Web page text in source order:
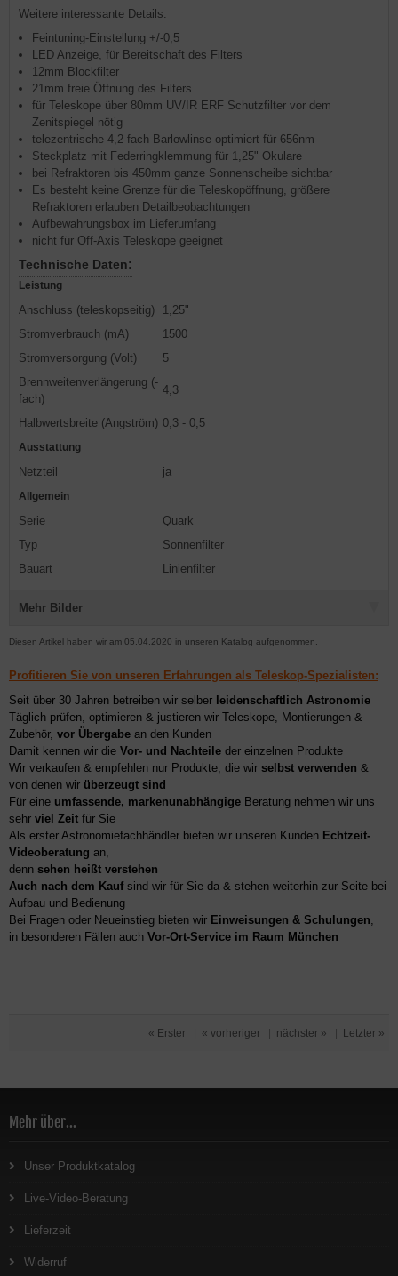
Weitere interessante Details:
Feintuning-Einstellung +/-0,5
LED Anzeige, für Bereitschaft des Filters
12mm Blockfilter
21mm freie Öffnung des Filters
für Teleskope über 80mm UV/IR ERF Schutzfilter vor dem
Zenitspiegel nötig
telezentrische 4,2-fach Barlowlinse optimiert für 656nm
Steckplatz mit Federringklemmung für 1,25" Okulare
bei Refraktoren bis 450mm ganze Sonnenscheibe sichtbar
Es besteht keine Grenze für die Teleskopöffnung, größere
Refraktoren erlauben Detailbeobachtungen
Aufbewahrungsbox im Lieferumfang
nicht für Off-Axis Teleskope geeignet
Technische Daten:
Leistung
Anschluss (teleskopseitig)
1,25"
Stromverbrauch (mA)
1500
Stromversorgung (Volt)
5
Brennweitenverlängerung (-
fach)
4,3
Halbwertsbreite (Angström) 0,3 - 0,5
Ausstattung
Netzteil ja
Allgemein
Serie
Quark
Typ
Sonnenfilter
Bauart
Linienfilter
Mehr Bilder
Diesen Artikel haben wir am 05.04.2020 in unseren Katalog aufgenommen.
Profitieren Sie von unseren Erfahrungen als Teleskop-Spezialisten:
Seit über 30 Jahren betreiben wir selber leidenschaftlich Astronomie
Täglich prüfen, optimieren & justieren wir Teleskope, Montierungen &
Zubehör, vor Übergabe an den Kunden
Damit kennen wir die Vor- und Nachteile der einzelnen Produkte
Wir verkaufen & empfehlen nur Produkte, die wir selbst verwenden &
von denen wir überzeugt sind
Für eine umfassende, markenunabhängige Beratung nehmen wir uns
sehr viel Zeit für Sie
Als erster Astronomiefachhändler bieten wir unseren Kunden Echtzeit-
Videoberatung an,
denn sehen heißt verstehen
Auch nach dem Kaufsind wir für Sie da & stehen weiterhin zur Seite bei
Aufbau und Bedienung
Bei Fragen oder Neueinstieg bieten wir Einweisungen & Schulungen,
in besonderen Fällen auch Vor-Ort-Service im Raum München
« Erster « vorheriger nächster » Letzter »
Mehr über...
Unser Produktkatalog
Live-Video-Beratung
Lieferzeit
Widerruf